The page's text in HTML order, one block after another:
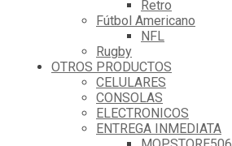
Retro
Fútbol Americano
NFL
Rugby
OTROS PRODUCTOS
CELULARES
CONSOLAS
ELECTRONICOS
ENTREGA INMEDIATA